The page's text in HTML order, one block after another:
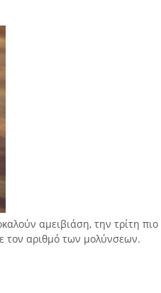
αμειβιάση, την τρίτη
τον αριθμό των μολύνσεων.